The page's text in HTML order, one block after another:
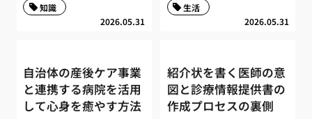
2026.05.31
知識
2026.05.31
生活
自治体の産後ケア事業
と連携する病院を活用
して心身を癒やす方法
紹介状を書く医師の意
図と診療情報提供書の
作成プロセスの裏側